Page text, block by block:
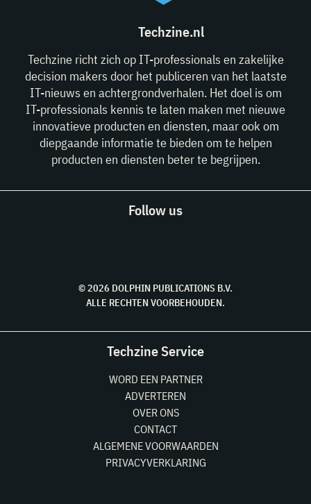
Techzine.nl
Techzine richt zich op IT-professionals en zakelijke
decision makers door het publiceren van het laatste
IT-nieuws en achtergrondverhalen. Het doel is om
IT-professionals kennis te laten maken met nieuwe
innovatieve producten en diensten, maar ook om
diepgaande informatie te bieden om te helpen
producten en diensten beter te begrijpen.
Follow us
© 2026 DOLPHIN PUBLICATIONS B.V.
ALLE RECHTEN VOORBEHOUDEN.
Techzine Service
WORD EEN PARTNER
ADVERTEREN
OVER ONS
CONTACT
ALGEMENE VOORWAARDEN
PRIVACYVERKLARING